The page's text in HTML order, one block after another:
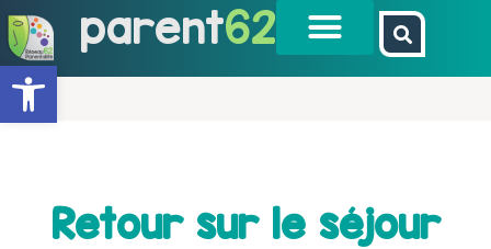
Ouvrir la barre d’outils
parent62
Retour sur le séjour